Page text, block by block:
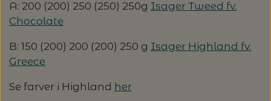
LENE HOLME SAMSØE - LEKNIT
MY FAVOURITE THINGS KNITWEAR
ODD ROW
A: 200 (200) 250 (250) 250g Isager Tweed fv.
Chocolate
B: 150 (200) 200 (200) 250 g Isager Highland fv.
Greece
Se farver i Highland her